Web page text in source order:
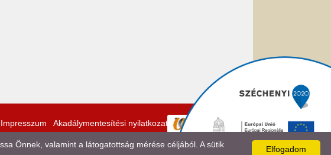
Impresszum Akadálymentesítési nyilatkozat
Elfogadom
Önnek, valamint a látogatottság mérése céljából. A sütik